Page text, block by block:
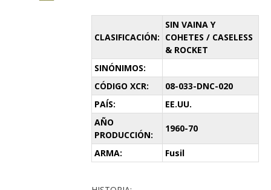
CLASIFICACIÓN:
SIN VAINA Y
COHETES / CASELESS
& ROCKET
SINÓNIMOS:
CÓDIGO XCR:
08-033-DNC-020
PAÍS:
EE.UU.
AÑO
PRODUCCIÓN:
1960-70
ARMA: Fusil